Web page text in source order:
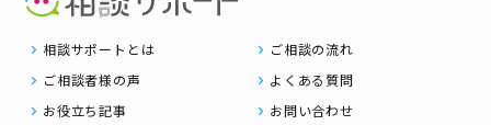
相談サポートとは
ご相談の流れ
ご相談者様の声
よくある質問
お役立ち記事
お問い合わせ